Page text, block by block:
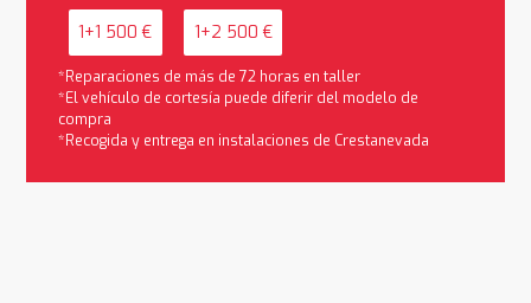
1+1 500 € 1+2 500 €
*Reparaciones de más de 72 horas en taller
*El vehículo de cortesía puede diferir del modelo de
compra
*Recogida y entrega en instalaciones de Crestanevada